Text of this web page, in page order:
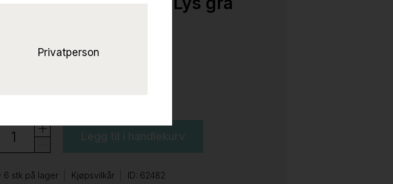
2.950 ,-eks mva
Legg til i handlekurv
6 stk på lager Kjøpsvilkår ID: 62482
Privatperson